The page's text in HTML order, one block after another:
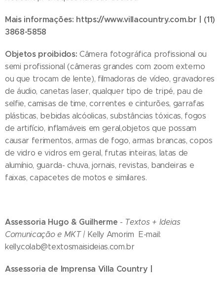
Mais informações: https://www.villacountry.com.br | (11)
3868-5858
Objetos proibidos: Câmera fotográfica profissional ou
semi profissional (câmeras grandes com zoom externo
ou que trocam de lente), filmadoras de vídeo, gravadores
de áudio, canetas laser, qualquer tipo de tripé, pau de
selfie, camisas de time, correntes e cinturões, garrafas
plásticas, bebidas alcóolicas, substâncias tóxicas, fogos
de artifício, inflamáveis em geral,objetos que possam
causar ferimentos, armas de fogo, armas brancas, copos
de vidro e vidros em geral, frutas inteiras, latas de
alumínio, guarda- chuva, jornais, revistas, bandeiras e
faixas, capacetes de motos e similares.
Assessoria Hugo & Guilherme - Textos + Ideias
Comunicação e MKT | Kelly Amorim E-mail:
kelly.colab@textosmaisideias.com.br
Assessoria de Imprensa Villa Country |